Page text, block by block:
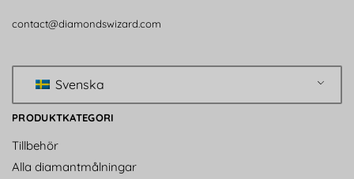
contact@diamondswizard.com
Svenska
PRODUKTKATEGORI
Tillbehör
Alla diamantmålningar